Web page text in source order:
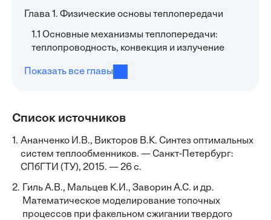
Глава 1. Физические основы теплопередачи
1.1 Основные механизмы теплопередачи:
теплопроводность, конвекция и излучение
Показать все главы
Список источников
1. Ананченко И.В., Викторов В.К. Синтез оптимальных
систем теплообменников. — Санкт-Петербург:
СПбГТИ (ТУ), 2015. — 26 с.
2.
Гиль А.В., Мальцев К.И., Заворин А.С. и др.
Математическое моделирование топочных
процессов при факельном сжигании твердого